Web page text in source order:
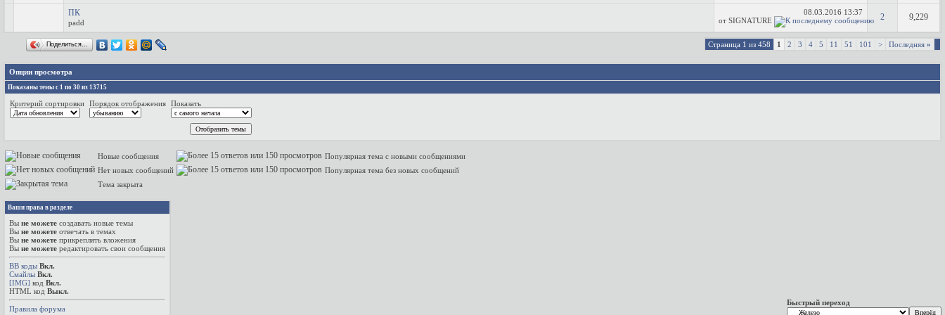
ПК
padd
08.03.2016 13:37
от SIGNATURE
2 9,229
Поделиться… Страница 1 из 458 1 2 3 4 5 11 51 101 > Последняя »
Опции просмотра
Показаны темы с 1 по 30 из 13715
Критерий сортировки Порядок отображения Показать
Новые сообщения
Популярная тема с новыми сообщениями
Нет новых сообщений
Популярная тема без новых сообщений
Тема закрыта
Ваши права в разделе
Вы не можете создавать новые темы
Вы не можете отвечать в темах
Вы не можете прикреплять вложения
Вы не можете редактировать свои сообщения
BB коды Вкл.
Смайлы Вкл.
[IMG] код Вкл.
HTML код Выкл.
Правила форума
Быстрый переход